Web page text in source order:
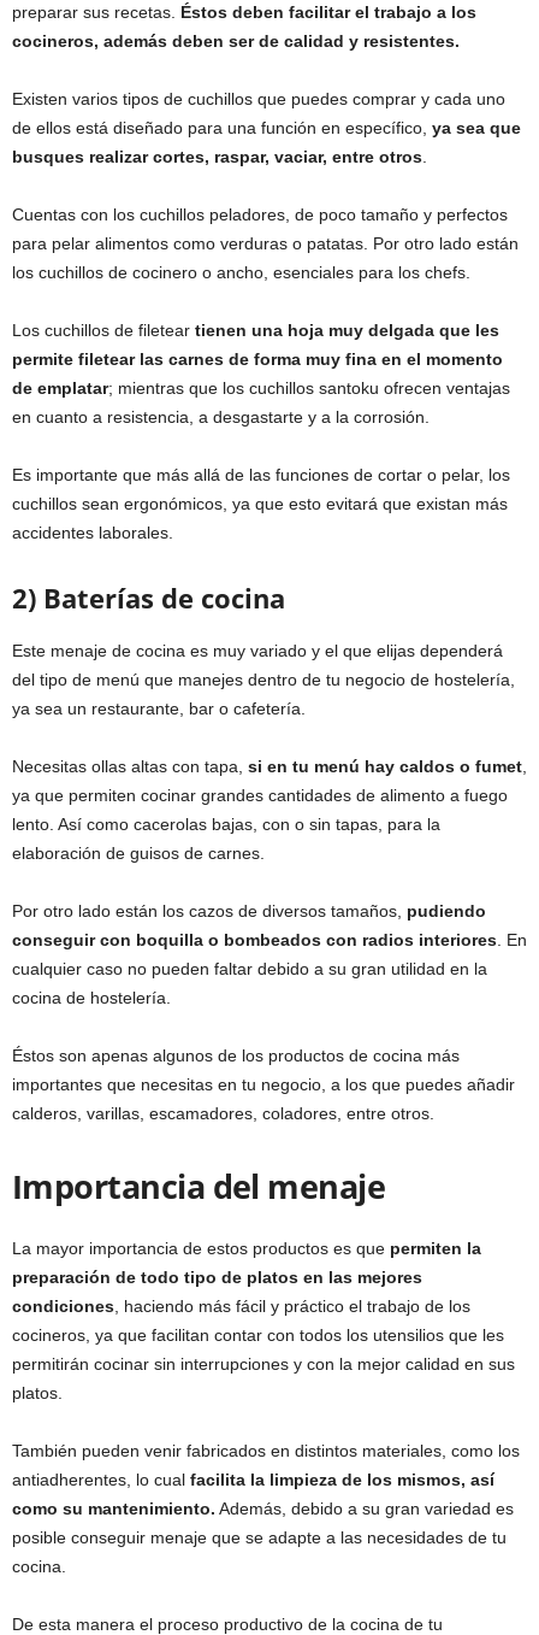
preparar sus recetas. Éstos deben facilitar el trabajo a los
cocineros, además deben ser de calidad y resistentes.
Existen varios tipos de cuchillos que puedes comprar y cada uno
de ellos está diseñado para una función en específico, ya sea que
busques realizar cortes, raspar, vaciar, entre otros
Cuentas con los cuchillos peladores, de poco tamaño y perfectos
para pelar alimentos como verduras o patatas. Por otro lado están
los cuchillos de cocinero o ancho, esenciales para los chefs.
Los cuchillos de filetear tienen una hoja muy delgada que les
permite filetear las carnes de forma muy fina en el momento
de emplatar; mientras que los cuchillos santoku ofrecen ventajas
en cuanto a resistencia, a desgastarte y a la corrosión.
Es importante que más allá de las funciones de cortar o pelar, los
cuchillos sean ergonómicos, ya que esto evitará que existan más
accidentes laborales.
2) Baterías de cocina
Este menaje de cocina es muy variado y el que elijas dependerá
del tipo de menú que manejes dentro de tu negocio de hostelería,
ya sea un restaurante, bar o cafetería.
Necesitas ollas altas con tapa, si en tu menú hay caldos o fumet
ya que permiten cocinar grandes cantidades de alimento a fuego
lento. Así como cacerolas bajas, con o sin tapas, para la
elaboración de guisos de carnes.
Por otro lado están los cazos de diversos tamaños, pudiendo
conseguir con boquilla o bombeados con radios interiores . En
cualquier caso no pueden faltar debido a su gran utilidad en la
cocina de hostelería.
Éstos son apenas algunos de los productos de cocina más
importantes que necesitas en tu negocio, a los que puedes añadir
calderos, varillas, escamadores, coladores, entre otros.
Importancia del menaje
La mayor importancia de estos productos es que permiten la
preparación de todo tipo de platos en las mejores
condiciones , haciendo más fácil y práctico el trabajo de los
cocineros, ya que facilitan contar con todos los utensilios que les
permitirán cocinar sin interrupciones y con la mejor calidad en sus
platos.
También pueden venir fabricados en distintos materiales, como los
antiadherentes, lo cual facilita la limpieza de los mismos, así
como su mantenimiento. Además, debido a su gran variedad es
posible conseguir menaje que se adapte a las necesidades de tu
cocina.
De esta manera el proceso productivo de la cocina de tu